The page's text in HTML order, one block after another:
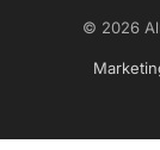
© 2026